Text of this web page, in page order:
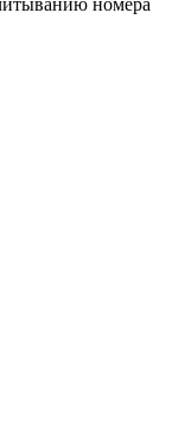
номера